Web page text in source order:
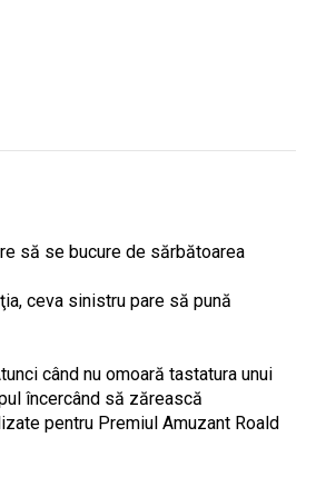
să se bucure de sărbătoarea
ceva sinistru pare să pună
când nu omoară tastatura unui
încercând să zărească
pentru Premiul Amuzant Roald